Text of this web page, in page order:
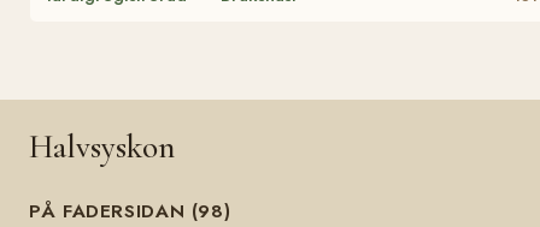
Halvsyskon
PÅ FADERSIDAN (98)